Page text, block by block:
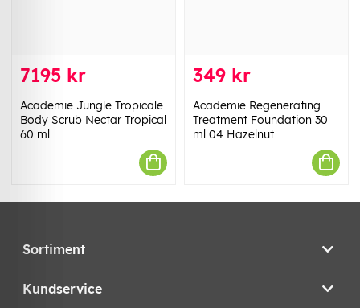
7195 kr
Academie Jungle Tropicale
Body Scrub Nectar Tropical
60 ml
349 kr
Academie Regenerating
Treatment Foundation 30
ml 04 Hazelnut
Sortiment
Kundservice